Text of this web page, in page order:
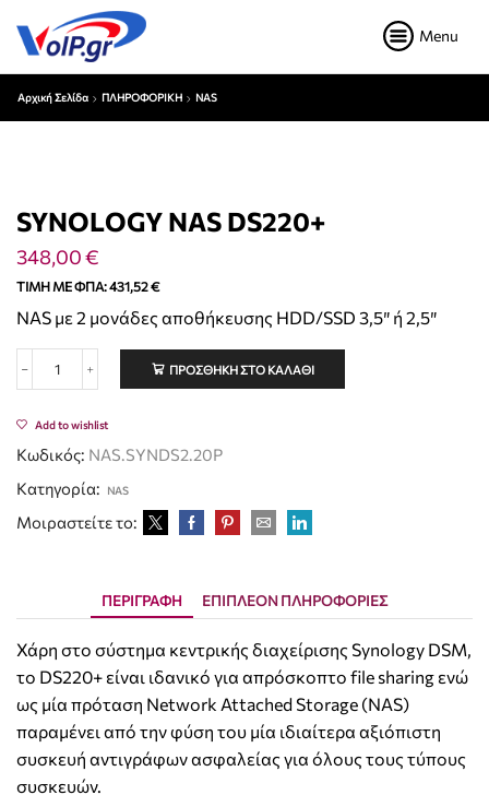
Menu
Αρχική Σελίδα ΠΛΗΡΟΦΟΡΙΚΗ NAS
SYNOLOGY NAS DS220+
348,00€
ΤΙΜΉ ΜΕ ΦΠΑ:431,52€
NAS με 2 μονάδες αποθήκευσης HDD/SSD 3,5″ ή 2,5″
ΠΡΟΣΘΉΚΗ ΣΤΟ ΚΑΛΆΘΙ
Add to wishlist
Κωδικός: NAS.SYNDS2.20P
Κατηγορία:
NAS
Μοιραστείτε το:
ΠΕΡΙΓΡΑΦΉ ΕΠΙΠΛΈΟΝ ΠΛΗΡΟΦΟΡΊΕΣ
Χάρη στο σύστημα κεντρικής διαχείρισης Synology DSM,
το DS220+ είναι ιδανικό για απρόσκοπτο file sharing ενώ
ως μία πρόταση Network Attached Storage (NAS)
παραμένει από την φύση του μία ιδιαίτερα αξιόπιστη
συσκευή αντιγράφων ασφαλείας για όλους τους τύπους
συσκευών.